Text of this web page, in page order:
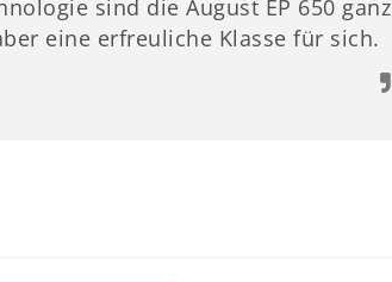
sind die August EP 650 ganz
eine erfreuliche Klasse für sich.